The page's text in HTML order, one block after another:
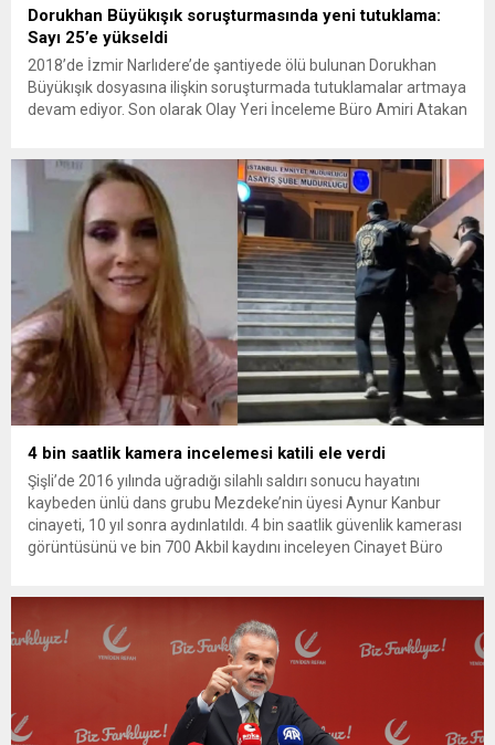
Dorukhan Büyükışık soruşturmasında yeni tutuklama:
Sayı 25’e yükseldi
2018’de İzmir Narlıdere’de şantiyede ölü bulunan Dorukhan
Büyükışık dosyasına ilişkin soruşturmada tutuklamalar artmaya
devam ediyor. Son olarak Olay Yeri İnceleme Büro Amiri Atakan
bulunan Dorukhan Büyükışık’a ilişkin yeniden açılan
soruşturmada tutuklamalar genişliyor. Son olarak dönemin...
4 bin saatlik kamera incelemesi katili ele verdi
Şişli’de 2016 yılında uğradığı silahlı saldırı sonucu hayatını
kaybeden ünlü dans grubu Mezdeke’nin üyesi Aynur Kanbur
cinayeti, 10 yıl sonra aydınlatıldı. 4 bin saatlik güvenlik kamerası
görüntüsünü ve bin 700 Akbil kaydını inceleyen Cinayet Büro